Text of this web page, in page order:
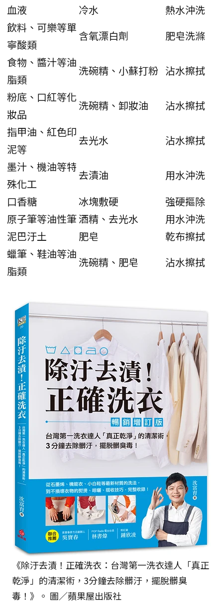
血液
冷水
熱水沖洗
飲料、可樂等單
寧酸類
含氧漂白劑
肥皂洗滌
食物、醬汁等油
脂類
洗碗精、小蘇打粉 沾水擦拭
粉底、口紅等化
妝品
洗碗精、卸妝油
沾水擦拭
指甲油、紅色印
泥等
去光水
沾水擦拭
墨汁、機油等特
殊化工
去漬油
用水沖洗
口香糖
冰塊敷硬
強硬摳除
原子筆等油性筆酒精、去光水
用水沖洗
泥巴汙土
肥皂
乾布擦拭
蠟筆、鞋油等油
脂類
洗碗精、肥皂 沾水擦拭
《除汙去漬！正確洗衣：台灣第一洗衣達人「真正
乾淨」的清潔術，3分鐘去除髒汙，擺脫髒臭
毒！》。 圖／蘋果屋出版社